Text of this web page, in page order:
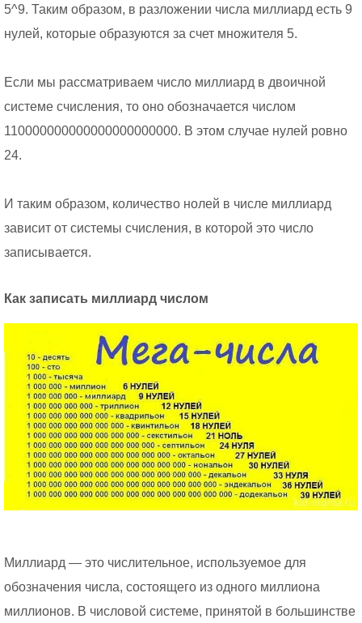
5^9. Таким образом, в разложении числа миллиард есть 9
нулей, которые образуются за счет множителя 5.
Если мы рассматриваем число миллиард в двоичной
системе счисления, то оно обозначается числом
110000000000000000000000. В этом случае нулей ровно
24.
И таким образом, количество нолей в числе миллиард
зависит от системы счисления, в которой это число
записывается.
Как записать миллиард числом
Миллиард — это числительное, используемое для
обозначения числа, состоящего из одного миллиона
миллионов. В числовой системе, принятой в большинстве